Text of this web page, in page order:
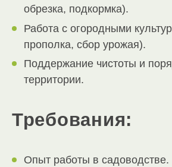
обрезка, подкормка).
Работа с огородными
прополка, сбор урожая).
Поддержание чистоты и
территории.
Требования:
Опыт работы в садоводстве.